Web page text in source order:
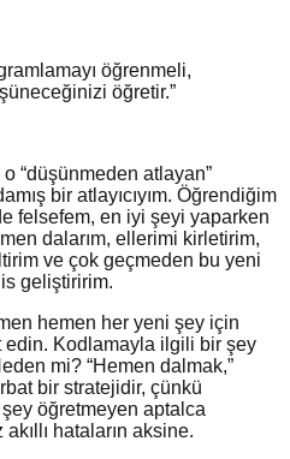
öğrenmeli,
öğretir.”
“düşünmeden atlayan”
bir atlayıcıyım. Öğrendiğim
felsefem, en iyi şeyi yaparken
dalarım, ellerimi kirletirim,
ve çok geçmeden bu yeni
geliştiririm.
hemen her yeni şey için
edin. Kodlamayla ilgili bir şey
mi? “Hemen dalmak,”
bir stratejidir, çünkü
şey öğretmeyen aptalca
hataların aksine.